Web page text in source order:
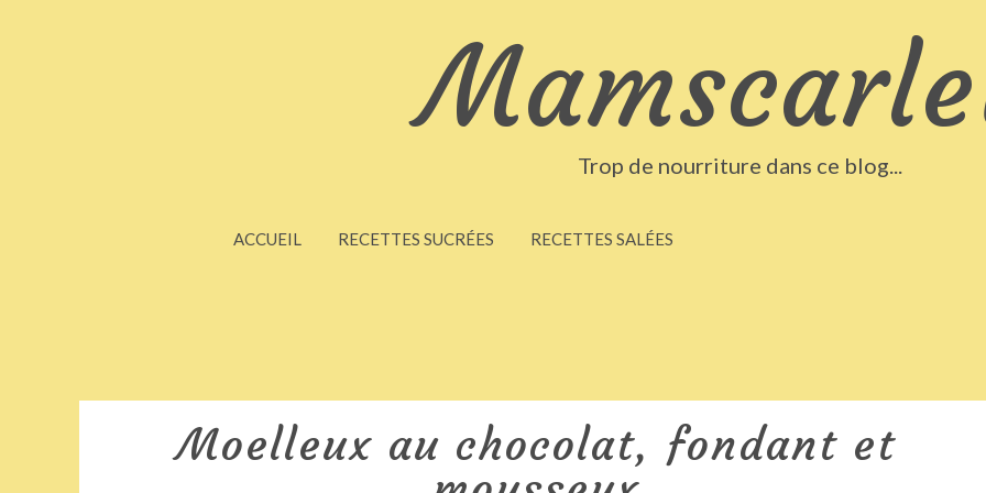
Trop de nourriture dans ce blog...
ACCUEIL RECETTES SUCRÉES RECETTES SALÉES
Moelleux au chocolat, fondant et